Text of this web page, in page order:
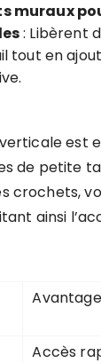
muraux
: Libèrent
tout en
est
de petite
crochets,
ainsi
Avantage
Accès